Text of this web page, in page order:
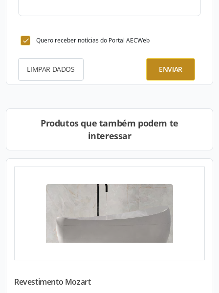
Quero receber notícias do Portal AECWeb
LIMPAR DADOS ENVIAR
Produtos que também podem te
interessar
Revestimento Mozart